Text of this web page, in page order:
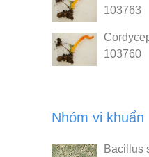
103763
103760
Nhóm vi khuẩn
Bacillus